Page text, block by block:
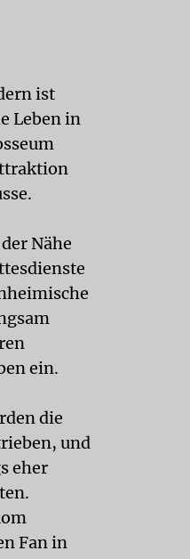
ist
Leben in
Nähe
ein.
die
und
eher
Fan in